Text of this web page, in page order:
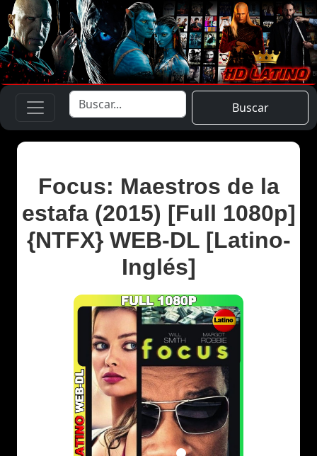
Buscar
Focus: Maestros de la
estafa (2015) [Full 1080p]
{NTFX} WEB-DL [Latino-
Inglés]